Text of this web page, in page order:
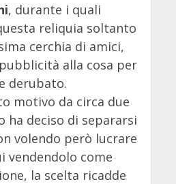
, durante i quali
reliquia soltanto
cerchia di amici,
alla cosa per
derubato.
motivo da circa due
ha deciso di separarsi
volendo però lucrare
vendendolo come
la scelta ricadde